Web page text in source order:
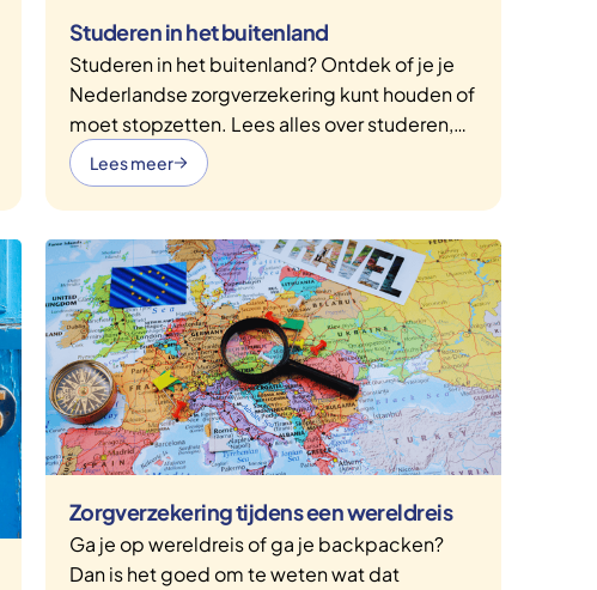
Studeren in het buitenland
Studeren in het buitenland? Ontdek of je je
Nederlandse zorgverzekering kunt houden of
moet stopzetten. Lees alles over studeren,
werken en stage lopen in het buitenland en
wat dit betekent voor je zorgverzekering.
Lees meer
Zorgverzekering tijdens een wereldreis
Ga je op wereldreis of ga je backpacken?
Dan is het goed om te weten wat dat